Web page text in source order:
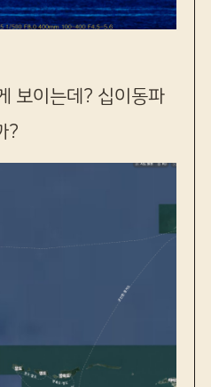
보이는데? 십이동파
?